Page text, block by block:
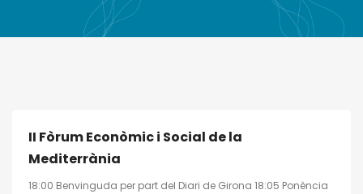
II Fòrum Econòmic i Social de la
Mediterrània
18:00 Benvinguda per part del Diari de Girona 18:05 Ponència